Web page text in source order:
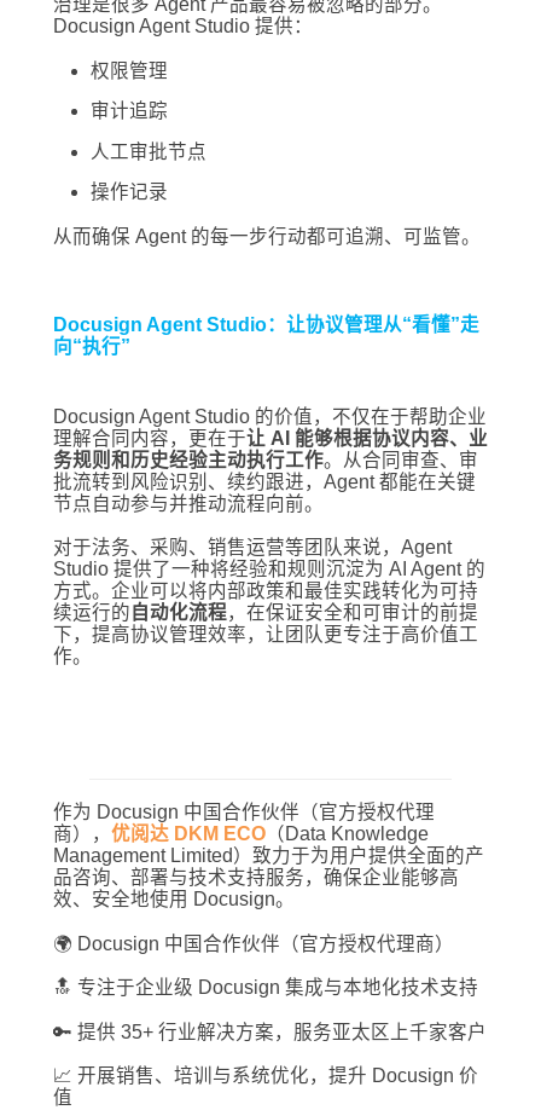
治理是很多 Agent 产品最容易被忽略的部分。
Docusign Agent Studio 提供：
权限管理
审计追踪
人工审批节点
操作记录
从而确保 Agent 的每一步行动都可追溯、可监管。
Docusign Agent Studio：让协议管理从“看懂”走
向“执行”
Docusign Agent Studio 的价值，不仅在于帮助企业
理解合同内容，更在于让 AI 能够根据协议内容、业
务规则和历史经验主动执行工作。从合同审查、审
批流转到风险识别、续约跟进，Agent 都能在关键
节点自动参与并推动流程向前。
对于法务、采购、销售运营等团队来说，Agent
Studio 提供了一种将经验和规则沉淀为 AI Agent 的
方式。企业可以将内部政策和最佳实践转化为可持
续运行的自动化流程，在保证安全和可审计的前提
下，提高协议管理效率，让团队更专注于高价值工
作。
作为 Docusign 中国合作伙伴（官方授权代理
商）， 优阅达 DKM ECO（Data Knowledge
Management Limited）致力于为用户提供全面的产
品咨询、部署与技术支持服务，确保企业能够高
效、安全地使用 Docusign。
🌍 Docusign 中国合作伙伴（官方授权代理商）
🔝 专注于企业级 Docusign 集成与本地化技术支持
🔑 提供 35+ 行业解决方案，服务亚太区上千家客户
📈 开展销售、培训与系统优化，提升 Docusign 价
值